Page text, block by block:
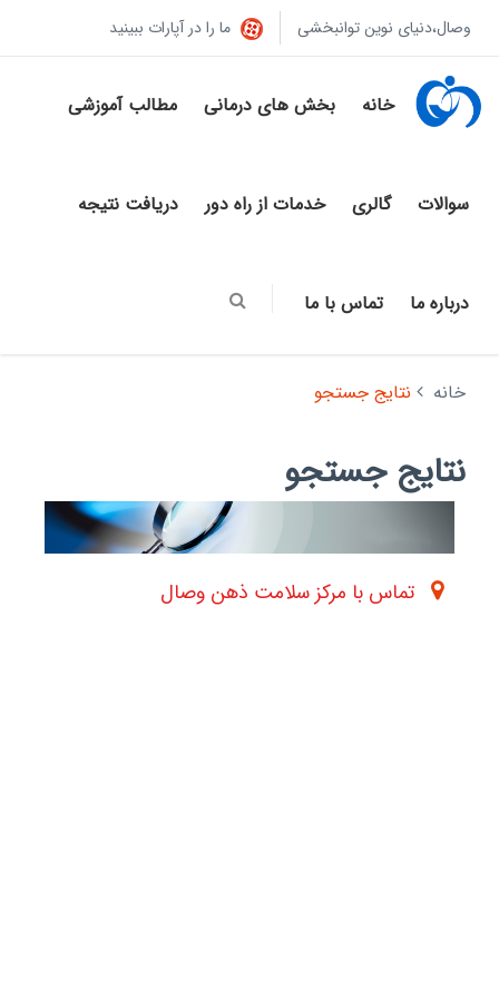
وصال،دنیای نوین توانبخشی ما را در آپارات ببینید
خانه بخش های درمانی مطالب آموزشی
سوالات گالری خدمات از راه دور دریافت نتیجه
درباره ما تماس با ما
خانه نتایج جستجو
نتایج جستجو
تماس با مرکز سلامت ذهن وصال